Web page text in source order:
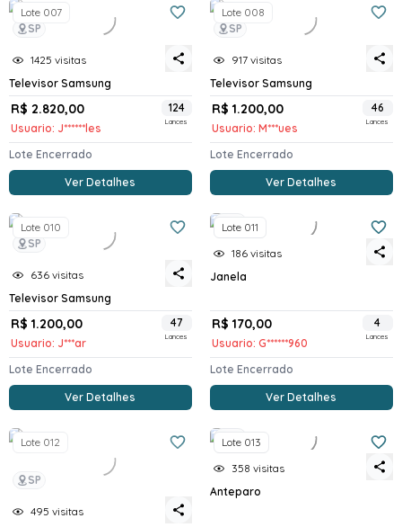
SP
Lote 007
1425 visitas
Televisor Samsung
R$ 2.820,00
Usuario: J******les
124
Lances
Lote Encerrado
Ver Detalhes
SP
Lote 008
917 visitas
Televisor Samsung
R$ 1.200,00
Usuario: M***ues
46
Lances
Lote Encerrado
Ver Detalhes
SP
Lote 010
636 visitas
Televisor Samsung
R$ 1.200,00
Usuario: J***ar
47
Lances
Lote Encerrado
Ver Detalhes
SP
Lote 011
186 visitas
Janela
R$ 170,00
Usuario: G******960
4
Lances
Lote Encerrado
Ver Detalhes
SP
Lote 012
495 visitas
SP
Lote 013
358 visitas
Anteparo